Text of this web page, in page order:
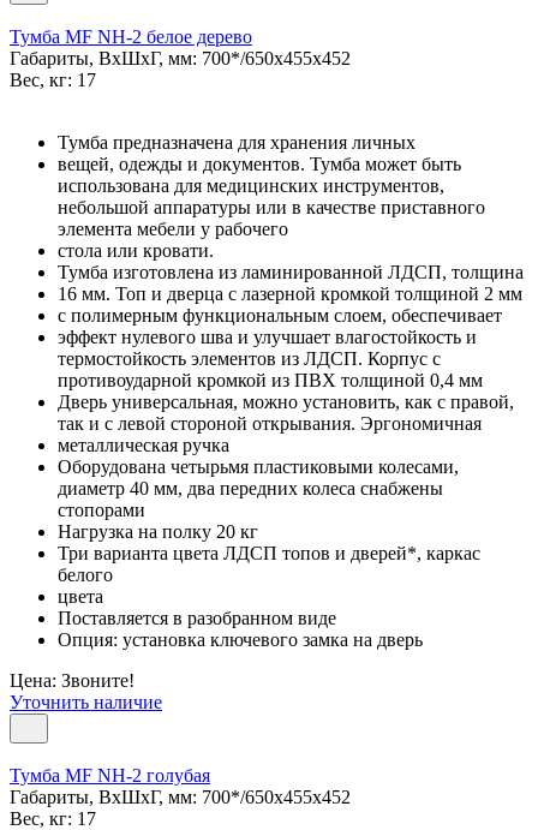
Тумба MF NH-2 белое дерево
Габариты, ВxШxГ, мм: 700*/650x455x452
Вес, кг: 17
Тумба предназначена для хранения личных
вещей, одежды и документов. Тумба может быть
использована для медицинских инструментов,
небольшой аппаратуры или в качестве приставного
элемента мебели у рабочего
стола или кровати.
Тумба изготовлена из ламинированной ЛДСП, толщина
16 мм. Топ и дверца с лазерной кромкой толщиной 2 мм
с полимерным функциональным слоем, обеспечивает
эффект нулевого шва и улучшает влагостойкость и
термостойкость элементов из ЛДСП. Корпус с
противоударной кромкой из ПВХ толщиной 0,4 мм
Дверь универсальная, можно установить, как с правой,
так и с левой стороной открывания. Эргономичная
металлическая ручка
Оборудована четырьмя пластиковыми колесами,
диаметр 40 мм, два передних колеса снабжены
стопорами
Нагрузка на полку 20 кг
Три варианта цвета ЛДСП топов и дверей*, каркас
белого
цвета
Поставляется в разобранном виде
Опция: установка ключевого замка на дверь
Цена: Звоните!
Уточнить наличие
Тумба MF NH-2 голубая
Габариты, ВxШxГ, мм: 700*/650x455x452
Вес, кг: 17